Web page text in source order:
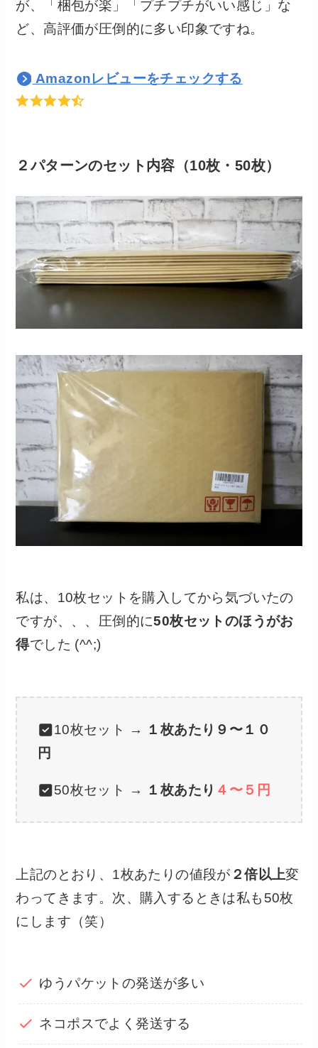
が、「梱包が楽」「プチプチがいい感じ」な
ど、高評価が圧倒的に多い印象ですね。
Amazonレビューをチェックする
２パターンのセット内容（10枚・50枚）
私は、10枚セットを購入してから気づいたの
ですが、、、圧倒的に50枚セットのほうがお
得でした (^^;)
10枚セット →
１枚あたり９〜１０
円
50枚セット → １枚あたり ４〜５円
上記のとおり、1枚あたりの値段が ２倍以上変
わってきます。次、購入するときは私も50枚
にします（笑）
ゆうパケットの発送が多い
ネコポスでよく発送する